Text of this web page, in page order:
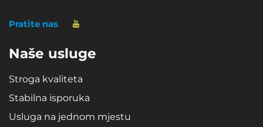
Pratite nas
Naše usluge
Stroga kvaliteta
Stabilna isporuka
Usluga na jednom mjestu